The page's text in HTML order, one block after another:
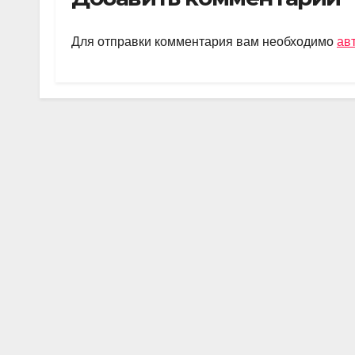
gr
a
s
A
p
o
kl
ss
а
в
ть
Для отправки комментария вам необходимо